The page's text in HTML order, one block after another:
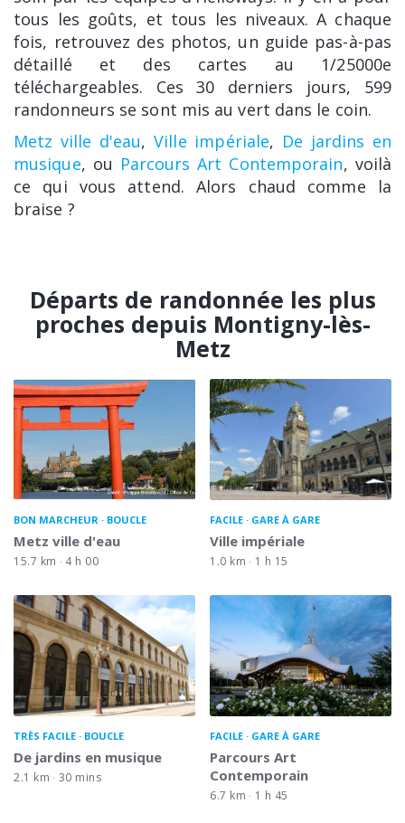
tous les goûts, et tous les niveaux. A chaque
fois, retrouvez des photos, un guide pas-à-pas
détaillé et des cartes au 1/25000e
téléchargeables. Ces 30 derniers jours, 599
randonneurs se sont mis au vert dans le coin.
Metz ville d'eau,Ville impériale, De jardins en
musique, ou Parcours Art Contemporain, voilà
ce qui vous attend. Alors chaud comme la
braise ?
Départs de randonnée les plus
proches depuis Montigny-lès-
Metz
BON MARCHEUR BOUCLE
Metz ville d'eau
15.7 km 4 h 00
FACILE GARE À GARE
Ville impériale
1.0 km 1 h 15
TRÈS FACILE BOUCLE
De jardins en musique
2.1 km 30 mins
FACILE GARE À GARE
Parcours Art
Contemporain
6.7 km 1 h 45